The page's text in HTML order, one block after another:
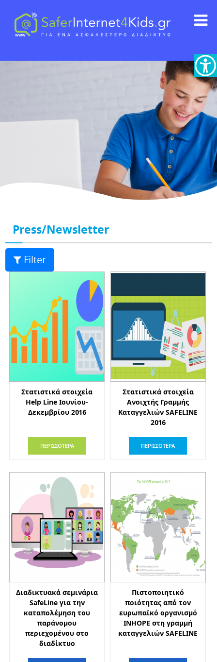
Press/Newsletter
Filter
Στατιστικά στοιχεία
Help Line Ιουνίου-
Δεκεμβρίου 2016
ΠΕΡΙΣΣΟΤΕΡΑ
Στατιστικά στοιχεία
Ανοιχτής Γραμμής
Καταγγελιών SAFELINE
2016
ΠΕΡΙΣΣΟΤΕΡΑ
Διαδικτυακά σεμινάρια
SafeLine για την
καταπολέμηση του
παράνομου
περιεχομένου στο
διαδίκτυο
Πιστοποιητικό
ποιότητας από τον
ευρωπαϊκό οργανισμό
INHOPE στη γραμμή
καταγγελιών SAFELINE